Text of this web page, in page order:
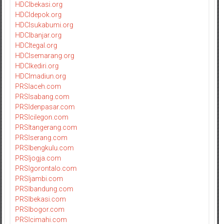
HDCIbekasi.org
HDCIdepok.org
HDCIsukabumi.org
HDCIbanjar.org
HDCItegal.org
HDCIsemarang.org
HDCIkediri.org
HDCImadiun.org
PRSIaceh.com
PRSIsabang.com
PRSIdenpasar.com
PRSIcilegon.com
PRSItangerang.com
PRSIserang.com
PRSIbengkulu.com
PRSIjogja.com
PRSIgorontalo.com
PRSIjambi.com
PRSIbandung.com
PRSIbekasi.com
PRSIbogor.com
PRSIcimahi.com